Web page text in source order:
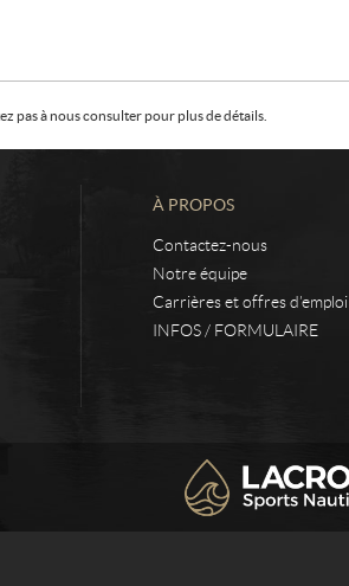
pas à nous consulter pour plus de détails.
À PROPOS
Contactez-nous
Notre équipe
Carrières et offres d’emploi
INFOS / FORMULAIRE